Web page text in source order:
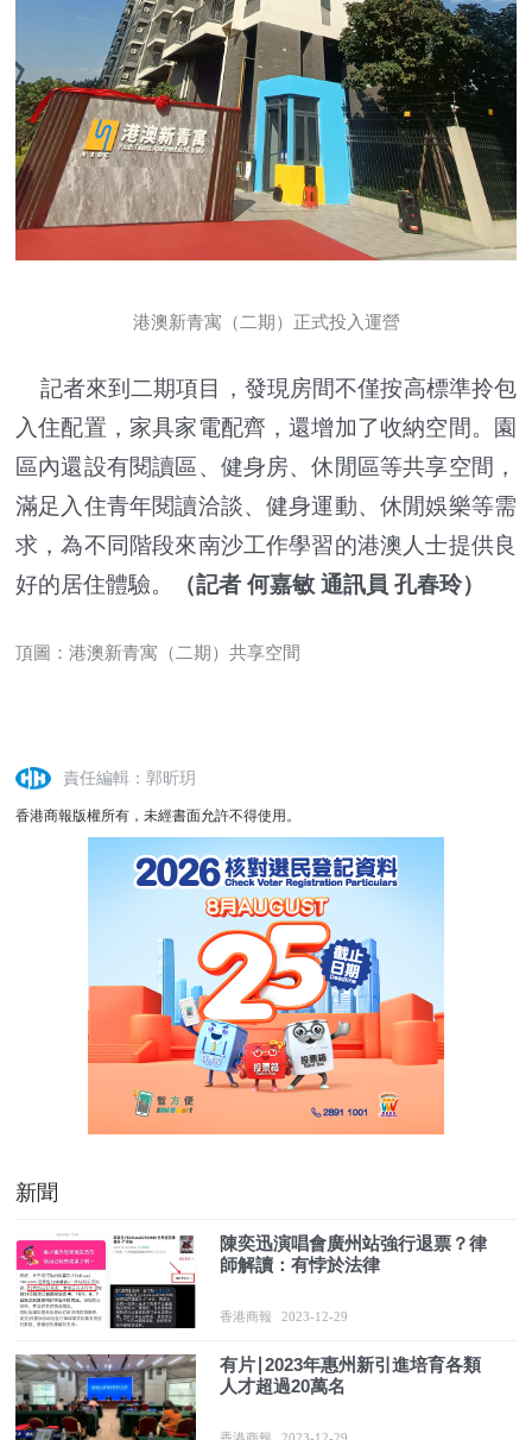
港澳新青寓（二期）正式投入運營
記者來到二期項目，發現房間不僅按高標準拎包
入住配置，家具家電配齊，還增加了收納空間。園
區內還設有閱讀區、健身房、休閒區等共享空間，
滿足入住青年閱讀洽談、健身運動、休閒娛樂等需
求，為不同階段來南沙工作學習的港澳人士提供良
好的居住體驗。
（記者 何嘉敏 通訊員 孔春玲）
頂圖：港澳新青寓（二期）共享空間
責任編輯：郭昕玥
香港商報版權所有，未經書面允許不得使用。
新聞
陳奕迅演唱會廣州站強行退票？律
師解讀：有悖於法律
香港商報 2023-12-29
有片∣2023年惠州新引進培育各類
人才超過20萬名